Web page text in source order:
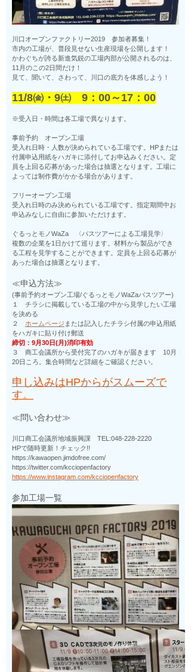
川口オープンファクトリー2019 参加者募集！
市内の工場が、普段見せない生産現場を公開します！
かわぐちが誇る新進気鋭の工場内部が公開されるのは、
11月のこの2日間だけ！
見て、聞いて、さわって、川口の底力を体感しよう！
11/8㈮・9㈯ 9：00～17：00
※受入日・時間は各工場で異なります。
事前予約 オープン工場
受入れ日時・人数が決められている工場です。HPまたは
付属申込用紙をハガキに添付してお申込みください。定
員を上回る応募があった場合は抽選となります。工場に
よっては制作費がかかる場合があります。
フリーオープン工場
受入れ日時のみ決められている工場です。指定期間中お
申込みなしに自由に参加いただけます。
ぐるっとモノWaZa 〈バスツアーによる工場見学〉
複数の企業を1日かけて巡ります。材料から製品ができ
る工程を見学することができます。定員を上回る応募が
あった場合は抽選となります。
≪申込方法≫
(事前予約オープン工場/ぐるっとモノWaZaバスツアー)
１ チラシに掲載している工場の中から見学したい工場
を決める
２ ホームページ または記入したチラシ付属の申込用紙
をハガキに貼り付け郵送
締切：9月30日(月)消印有効
３ 商工会議所から受付完了のハガキが届きます 10月
20日ころ。集合時間など詳細をご確認ください。
申し込みはHPからがスムーズで
す。
≪問い合わせ≫
川口商工会議所地域振興課 TEL:048-228-2220
HPで随時更新！チェック!!
https://kawaopen.jimdofree.com/
https://twitter.com/kcciopenfactory
https://www.instagram.com/kcciopenfactory
参加工場一覧